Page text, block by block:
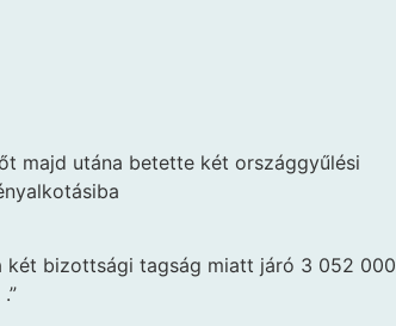
majd utána betette két országgyűlési
két bizottsági tagság miatt járó 3 052 000